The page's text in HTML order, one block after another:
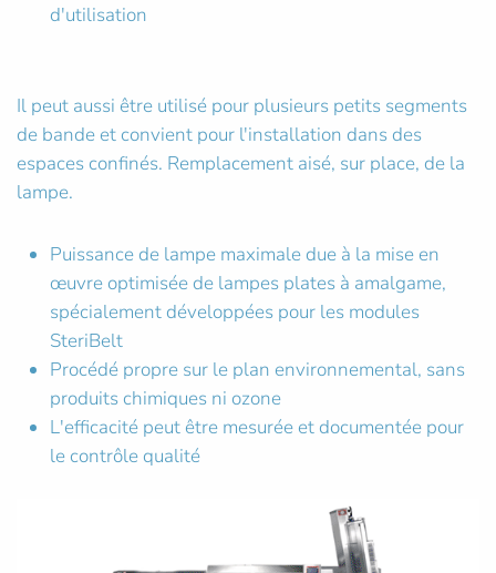
d'utilisation
Il peut aussi être utilisé pour plusieurs petits segments
de bande et convient pour l'installation dans des
espaces confinés. Remplacement aisé, sur place, de la
lampe.
Puissance de lampe maximale due à la mise en
œuvre optimisée de lampes plates à amalgame,
spécialement développées pour les modules
SteriBelt
Procédé propre sur le plan environnemental, sans
produits chimiques ni ozone
L'efficacité peut être mesurée et documentée pour
le contrôle qualité